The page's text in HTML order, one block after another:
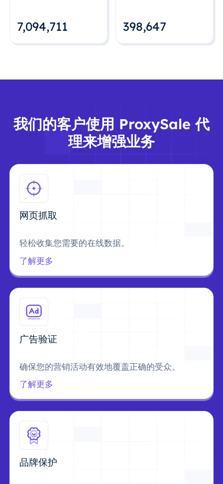
7,094,712 398,648
我们的客户使用 ProxySale 代
理来增强业务
网页抓取
轻松收集您需要的在线数据。
了解更多
广告验证
确保您的营销活动有效地覆盖正确的受众。
了解更多
品牌保护